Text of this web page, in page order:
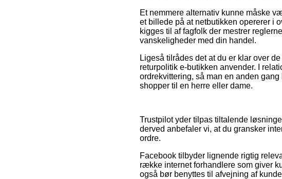
Et nemmere alternativ kunne måske
et billede på at netbutikken opererer i
kigges til af fagfolk der mestrer
vanskeligheder med din handel.
Ligeså tilrådes det at du er klar over
returpolitik e-butikken anvender. I
ordrekvittering, så man en anden
shopper til en herre eller dame.
Trustpilot yder tilpas tiltalende
derved anbefaler vi, at du gransker
ordre.
Facebook tilbyder lignende rigtig
række internet forhandlere som giver
også bør benyttes til afvejning af